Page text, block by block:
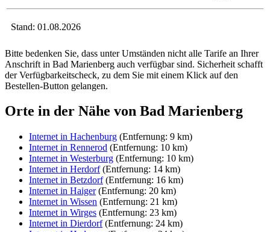
Stand: 01.08.2026
Bitte bedenken Sie, dass unter Umständen nicht alle Tarife an Ihrer
Anschrift in Bad Marienberg auch verfügbar sind. Sicherheit schafft
der Verfügbarkeitscheck, zu dem Sie mit einem Klick auf den
Bestellen-Button gelangen.
Orte in der Nähe von Bad Marienberg
Internet in Hachenburg (Entfernung: 9 km)
Internet in Rennerod (Entfernung: 10 km)
Internet in Westerburg (Entfernung: 10 km)
Internet in Herdorf(Entfernung: 14 km)
Internet in Betzdorf(Entfernung: 16 km)
Internet in Haiger(Entfernung: 20 km)
Internet in Wissen (Entfernung: 21 km)
Internet in Wirges (Entfernung: 23 km)
Internet in Dierdorf(Entfernung: 24 km)